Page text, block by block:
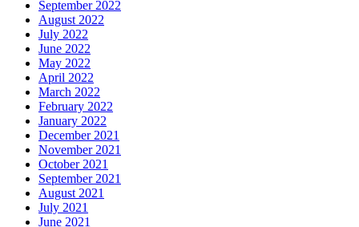
September 2022
August 2022
July 2022
June 2022
May 2022
April 2022
March 2022
February 2022
January 2022
December 2021
November 2021
October 2021
September 2021
August 2021
July 2021
June 2021